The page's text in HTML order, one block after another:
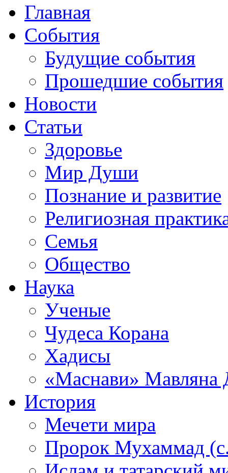
Главная
События
Будущие события
Прошедшие события
Новости
Статьи
Здоровье
Мир Души
Познание и развитие
Религиозная
Семья
Общество
Наука
Ученые
Чудеса Корана
Хадисы
«Маснави» Мавляна
История
Мечети мира
Пророк Мухаммад